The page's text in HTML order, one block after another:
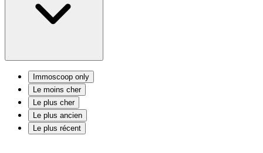
Immoscoop only
Le moins cher
Le plus cher
Le plus ancien
Le plus récent